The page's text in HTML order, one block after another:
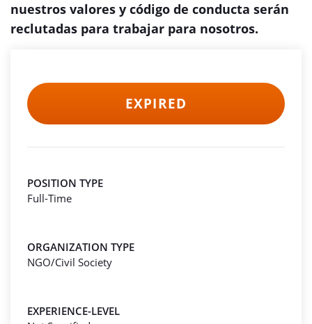
nuestros valores y código de conducta serán
reclutadas para trabajar para nosotros.
EXPIRED
POSITION TYPE
Full-Time
ORGANIZATION TYPE
NGO/Civil Society
EXPERIENCE-LEVEL